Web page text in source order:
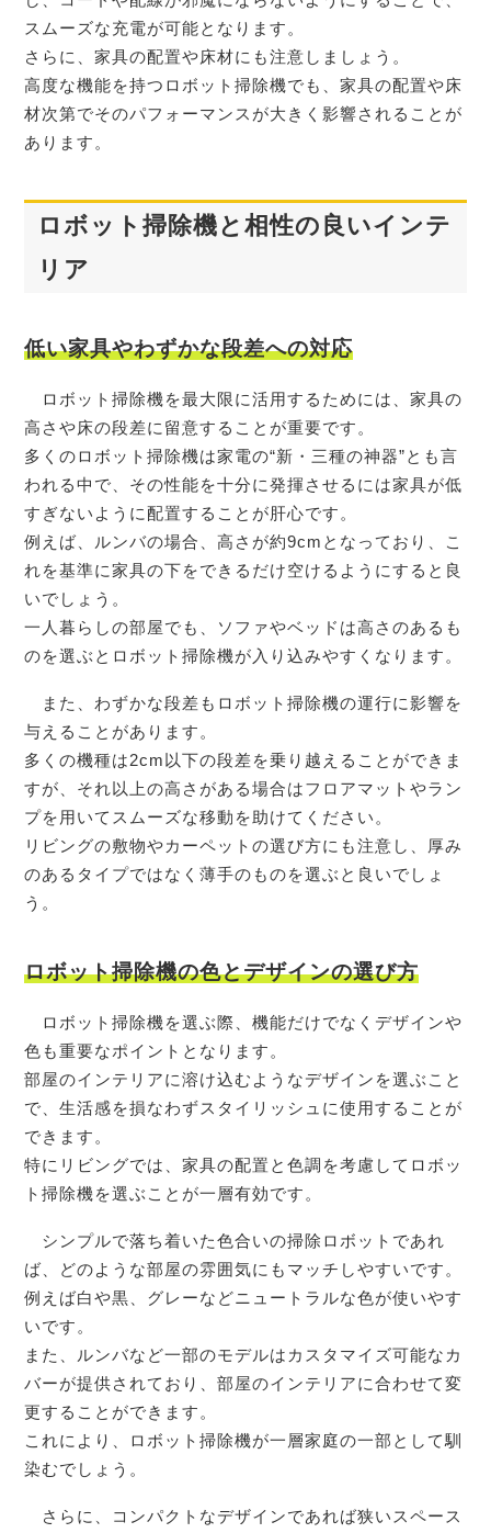
スムーズな充電が可能となります。
さらに、家具の配置や床材にも注意しましょう。
高度な機能を持つロボット掃除機でも、家具の配置や床
材次第でそのパフォーマンスが大きく影響されることが
あります。
ロボット掃除機と相性の良いインテ
リア
低い家具やわずかな段差への対応
ロボット掃除機を最大限に活用するためには、家具の
高さや床の段差に留意することが重要です。
多くのロボット掃除機は家電の“新・三種の神器”とも言
われる中で、その性能を十分に発揮させるには家具が低
すぎないように配置することが肝心です。
例えば、ルンバの場合、高さが約9cmとなっており、こ
れを基準に家具の下をできるだけ空けるようにすると良
いでしょう。
一人暮らしの部屋でも、ソファやベッドは高さのあるも
のを選ぶとロボット掃除機が入り込みやすくなります。
また、わずかな段差もロボット掃除機の運行に影響を
与えることがあります。
多くの機種は2cm以下の段差を乗り越えることができま
すが、それ以上の高さがある場合はフロアマットやラン
プを用いてスムーズな移動を助けてください。
リビングの敷物やカーペットの選び方にも注意し、厚み
のあるタイプではなく薄手のものを選ぶと良いでしょ
う。
ロボット掃除機の色とデザインの選び方
ロボット掃除機を選ぶ際、機能だけでなくデザインや
色も重要なポイントとなります。
部屋のインテリアに溶け込むようなデザインを選ぶこと
で、生活感を損なわずスタイリッシュに使用することが
できます。
特にリビングでは、家具の配置と色調を考慮してロボッ
ト掃除機を選ぶことが一層有効です。
シンプルで落ち着いた色合いの掃除ロボットであれ
ば、どのような部屋の雰囲気にもマッチしやすいです。
例えば白や黒、グレーなどニュートラルな色が使いやす
いです。
また、ルンバなど一部のモデルはカスタマイズ可能なカ
バーが提供されており、部屋のインテリアに合わせて変
更することができます。
これにより、ロボット掃除機が一層家庭の一部として馴
染むでしょう。
さらに、コンパクトなデザインであれば狭いスペース